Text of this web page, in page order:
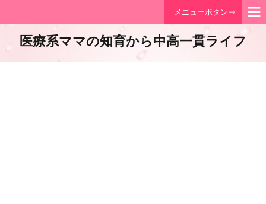
メニューボタン⇒
医療系ママの知育から中高一貫ライフ